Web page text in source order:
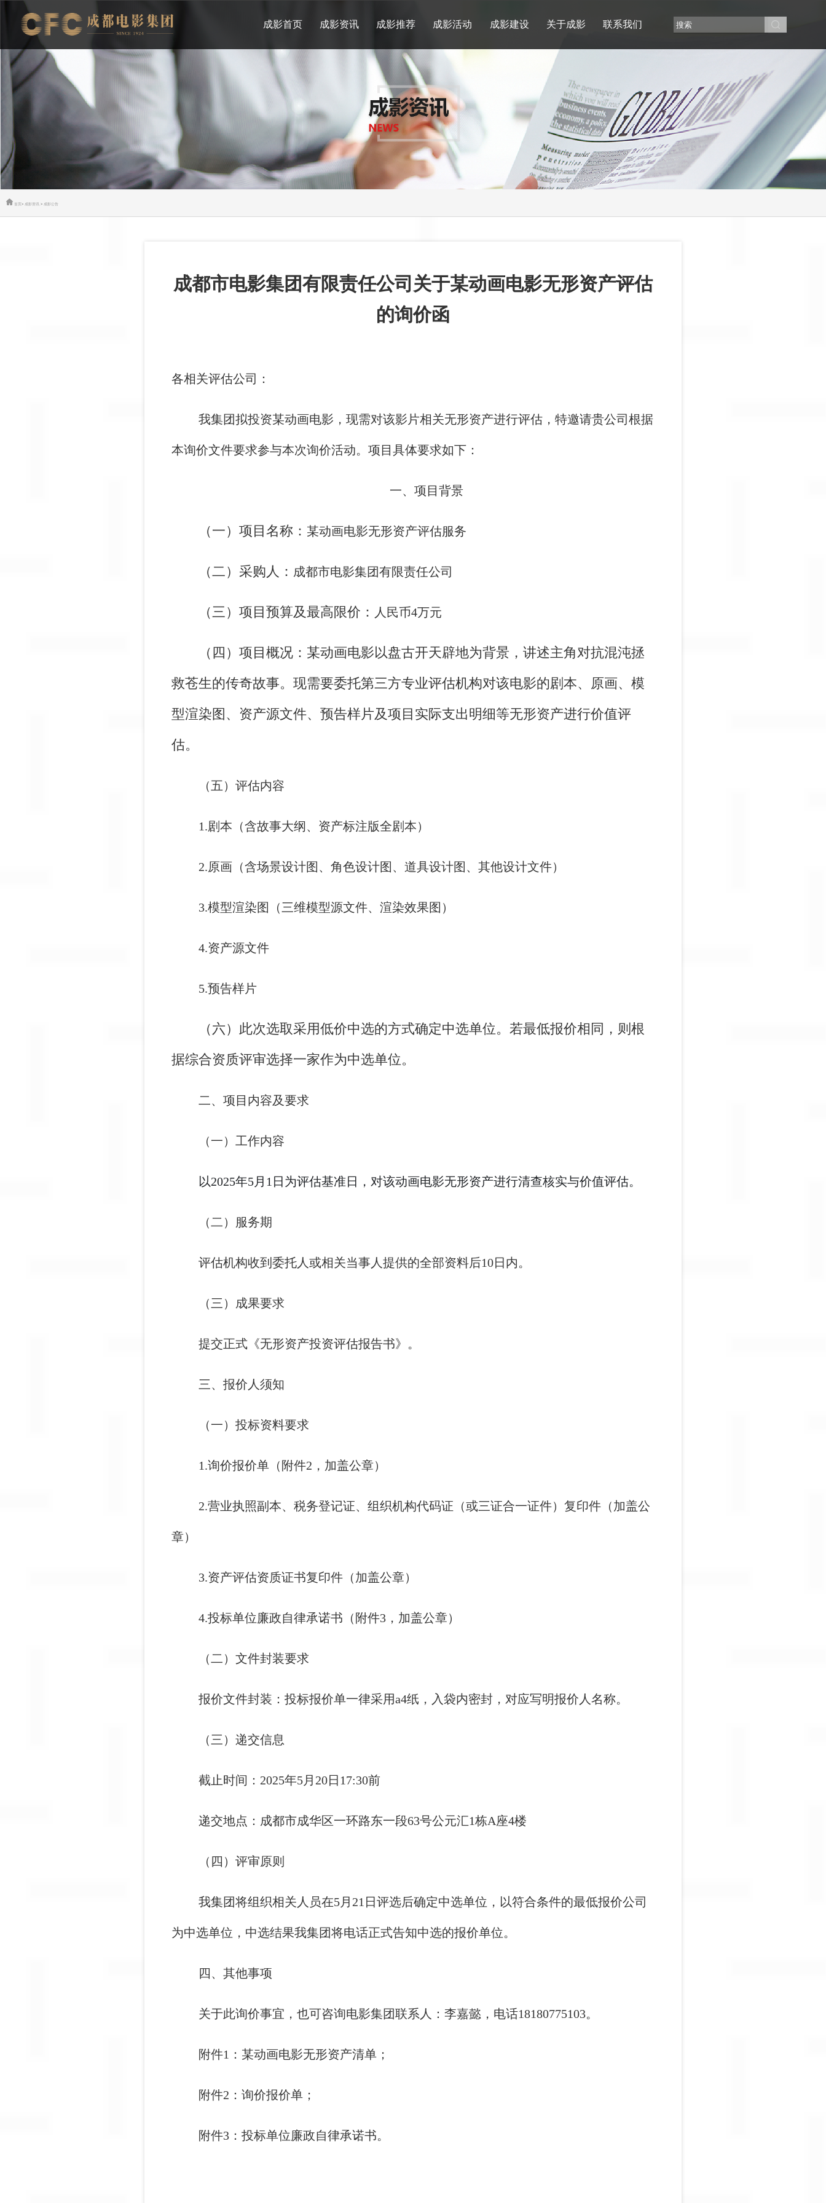
成影首页 成影资讯 成影推荐 成影活动 成影建设 关于成影 联系我们
首页> 成影资讯 > 成影公告
成都市电影集团有限责任公司关于某动画电影无形资产评估
的询价函
各相关评估公司：
我集团拟投资某动画电影，现需对该影片相关无形资产进行评估，特邀请贵公司根据
本询价文件要求参与本次询价活动。项目具体要求如下：
一、项目背景
（一）项目名称： 某动画电影无形资产评估服务
（二）采购人： 成都市电影集团有限责任公司
（三）项目预算及最高限价： 人民币4万元
（四）项目概况： 某动画电影以盘古开天辟地为背景，讲述主角对抗混沌拯
救苍生的传奇故事。现需要委托第三方专业评估机构对该电影的剧本、原画、模
型渲染图、资产源文件、预告样片及项目实际支出明细等无形资产进行价值评
估。
（五）评估内容
1.剧本（含故事大纲、资产标注版全剧本）
2.原画（含场景设计图、角色设计图、道具设计图、其他设计文件）
3.模型渲染图（三维模型源文件、渲染效果图）
4.资产源文件
5.预告样片
（六） 此次选取采用低价中选的方式确定中选单位。若最低报价相同，则根
据综合资质评审选择一家作为中选单位。
二、项目内容及要求
（一）工作内容
以2025年5月1日为评估基准日，对该动画电影无形资产进行清查核实与价值评估。
（二）服务期
评估机构收到委托人或相关当事人提供的全部资料后10日内。
（三）成果要求
提交正式《无形资产投资评估报告书》。
三、报价人须知
（一）投标资料要求
1.询价报价单（附件2，加盖公章）
2.营业执照副本、税务登记证、组织机构代码证（或三证合一证件）复印件（加盖公
章）
3.资产评估资质证书复印件（加盖公章）
4.投标单位廉政自律承诺书（附件3，加盖公章）
（二）文件封装要求
报价文件封装：投标报价单一律采用a4纸，入袋内密封，对应写明报价人名称。
（三）递交信息
截止时间：2025年5月20日17:30前
递交地点：成都市成华区一环路东一段63号公元汇1栋A座4楼
（四）评审原则
我集团将组织相关人员在5月21日评选后确定中选单位，以符合条件的最低报价公司
为中选单位，中选结果我集团将电话正式告知中选的报价单位。
四、其他事项
关于此询价事宜，也可咨询电影集团联系人：李嘉懿，电话18180775103。
附件1：某动画电影无形资产清单；
附件2：询价报价单；
附件3：投标单位廉政自律承诺书。